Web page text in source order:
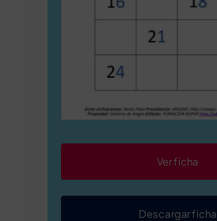
Ver ficha
Descargar ficha